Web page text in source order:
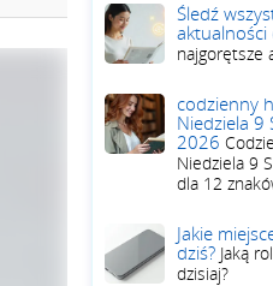
Śledź
aktualności
najgorętsze
codzienny
Niedziela 9
2026
Niedziela 9
dla 12
Jakie
dziś? Jaką
dzisiaj?